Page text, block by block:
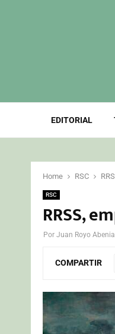
EDITORIAL
Home RSC
RSC
RRSS,
Por Juan Royo Abenia
COMPARTIR